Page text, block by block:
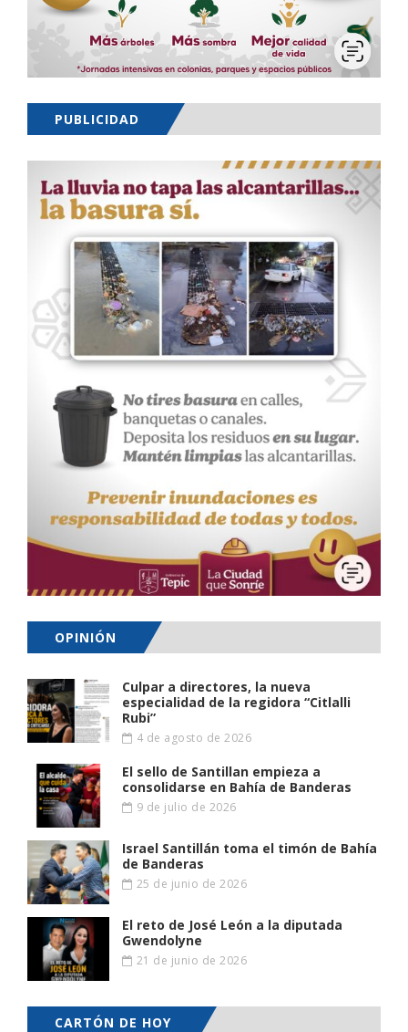
PUBLICIDAD
OPINIÓN
Culpar a directores, la nueva
especialidad de la regidora “Citlalli
Rubi”
4 de agosto de 2026
El sello de Santillan empieza a
consolidarse en Bahía de Banderas
9 de julio de 2026
Israel Santillán toma el timón de Bahía
de Banderas
25 de junio de 2026
El reto de José León a la diputada
Gwendolyne
21 de junio de 2026
CARTÓN DE HOY